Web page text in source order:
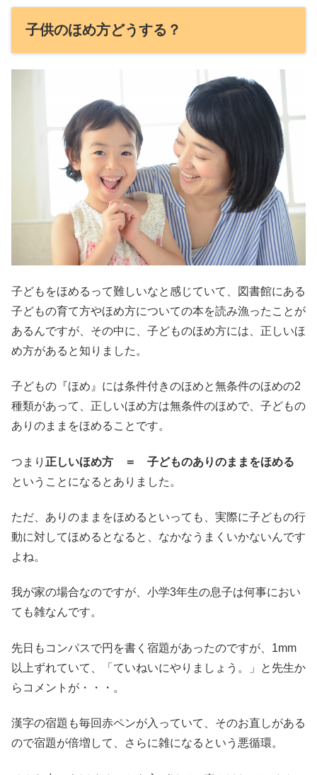
子供のほめ方どうする？
子どもをほめるって難しいなと感じていて、図書館にある
子どもの育て方やほめ方についての本を読み漁ったことが
あるんですが、その中に、子どものほめ方には、正しいほ
め方があると知りました。
子どもの『ほめ』には条件付きのほめと無条件のほめの2
種類があって、正しいほめ方は無条件のほめで、子どもの
ありのままをほめることです。
つまり 正しいほめ方 ＝ 子どものありのままをほめる
ということになるとありました。
ただ、ありのままをほめるといっても、実際に子どもの行
動に対してほめるとなると、なかなうまくいかないんです
よね。
我が家の場合なのですが、小学3年生の息子は何事におい
ても雑なんです。
先日もコンパスで円を書く宿題があったのですが、1mm
以上ずれていて、「ていねいにやりましょう。」と先生か
らコメントが・・・。
漢字の宿題も毎回赤ペンが入っていて、そのお直しがある
ので宿題が倍増して、さらに雑になるという悪循環。